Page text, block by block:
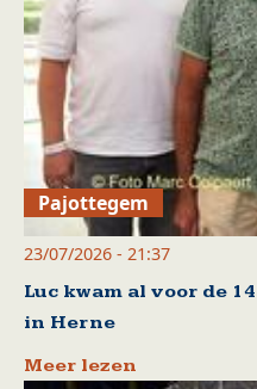
Pajottegem
23/07/2026 - 21:37
Luc kwam al voor de
in Herne
Meer lezen